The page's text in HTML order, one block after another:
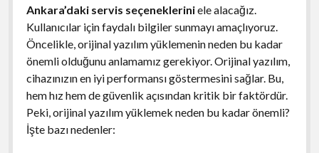
Ankara’daki servis seçenekleriniele alacağız.
Kullanıcılar için faydalı bilgiler sunmayı amaçlıyoruz.
Öncelikle, orijinal yazılım yüklemenin neden bu kadar
önemli olduğunu anlamamız gerekiyor. Orijinal yazılım,
cihazınızın en iyi performansı göstermesini sağlar. Bu,
hem hız hem de güvenlik açısından kritik bir faktördür.
Peki, orijinal yazılım yüklemek neden bu kadar önemli?
İşte bazı nedenler: